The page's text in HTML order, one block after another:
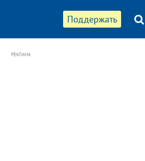
Поддержать
РЕКЛАМА